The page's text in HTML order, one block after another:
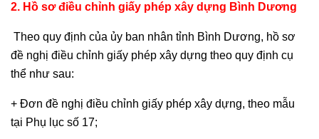
2. Hồ sơ điều chỉnh giấy phép xây dựng Bình Dương
Theo quy định của ủy ban nhân tỉnh Bình Dương, hồ sơ
đề nghị điều chỉnh giấy phép xây dựng theo quy định cụ
thể như sau:
+ Đơn đề nghị điều chỉnh giấy phép xây dựng, theo mẫu
tại Phụ lục số 17;